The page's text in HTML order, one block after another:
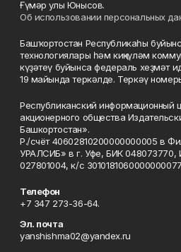
Ғүмәр улы Юнысов.
Об использовании персональных
Башҡортостан Республикаһы
технологиялары һәм киңкүләм
күҙәтеү буйынса федераль хеҙмәт
19 майында теркәлде. Теркәү
Республиканский информационный
акционерного общества
Башкортостан».
Р./счёт 40602810200000000005 в
УРАЛСИБ» в г. Уфе, БИК 048073770,
027801004, к/с
Телефон
+7 347 273-36-64.
Эл. почта
yanshishma02@yandex.ru